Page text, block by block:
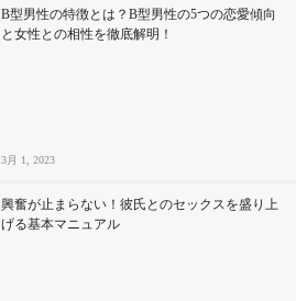
B型男性の特徴とは？B型男性の5つの恋愛傾向
と女性との相性を徹底解明！
3月 1, 2023
興奮が止まらない！彼氏とのセックスを盛り上
げる基本マニュアル